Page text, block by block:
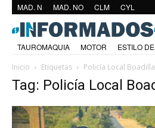
MAD. N MAD. NO CLM CYL
TAUROMAQUIA MOTOR
ESTILO
Inicio
Etiquetas Policía Local
Tag: Policía Local